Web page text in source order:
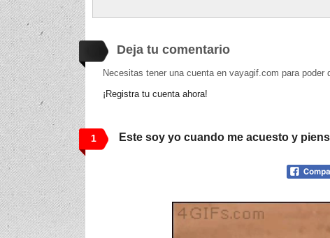
Deja tu comentario
Necesitas tener una cuenta en vayagif.com para poder
¡Registra tu cuenta ahora!
1 Este soy yo cuando me acuesto y